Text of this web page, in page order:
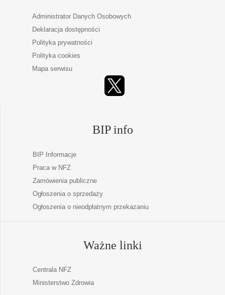
Administrator Danych Osobowych
Deklaracja dostępności
Polityka prywatności
Polityka cookies
Mapa serwisu
BIP info
BIP Informacje
Praca w NFZ
Zamówienia publiczne
Ogłoszenia o sprzedaży
Ogłoszenia o nieodpłatnym przekazaniu
Ważne linki
Centrala NFZ
Ministerstwo Zdrowia